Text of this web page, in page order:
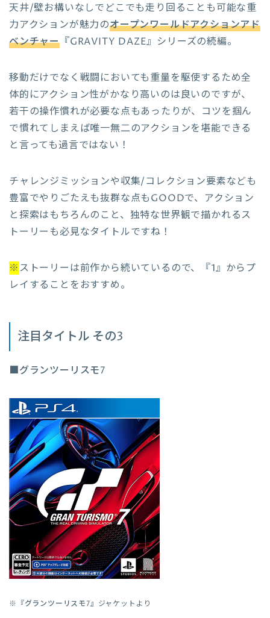
天井/壁お構いなしでどこでも走り回ることも可能な重
力アクションが魅力のオープンワールドアクションアド
ベンチャー 『GRAVITY DAZE』シリーズの続編。
移動だけでなく戦闘においても重量を駆使するため全
体的にアクション性がかなり高いのは良いのですが、
若干の操作慣れが必要な点もあったりが、コツを掴ん
で慣れてしまえば唯一無二のアクションを堪能できる
と言っても過言ではない！
チャレンジミッションや収集/コレクション要素なども
豊富でやりごたえも抜群な点もGOODで、アクション
と探索はもちろんのこと、独特な世界観で描かれるス
トーリーも必見なタイトルですね！
※ ストーリーは前作から続いているので、『1』からプ
レイすることをおすすめ。
注目タイトル その3
■グランツーリスモ7
※『グランツーリスモ7』ジャケットより